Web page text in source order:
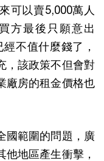
可以賣5,000萬人
方最後只願意出
不值什麼錢了，
，該政策不但會對
廠房的租金價格也
國範圍的問題，廣
地區產生衝擊，